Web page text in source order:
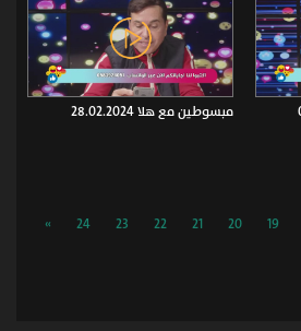
مبسوطين مع هلا 28.02.2024
19
20
21
22
23
24
»